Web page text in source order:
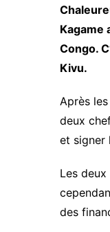
Kagame
Congo.
Kivu.
Après
deux
et signer
Les
des